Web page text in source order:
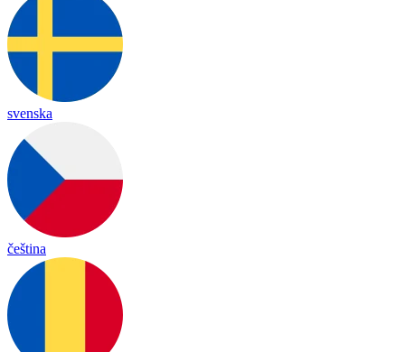
svenska
čeština